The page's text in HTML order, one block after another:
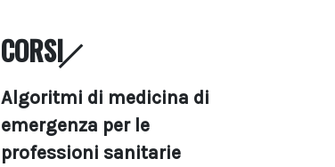
CORSI
Algoritmi di medicina di
emergenza per le
professioni sanitarie